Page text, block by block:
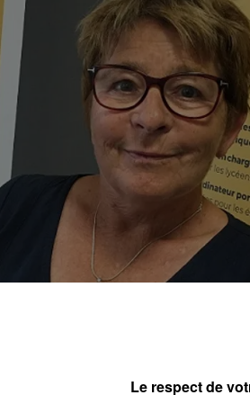
Le respect de